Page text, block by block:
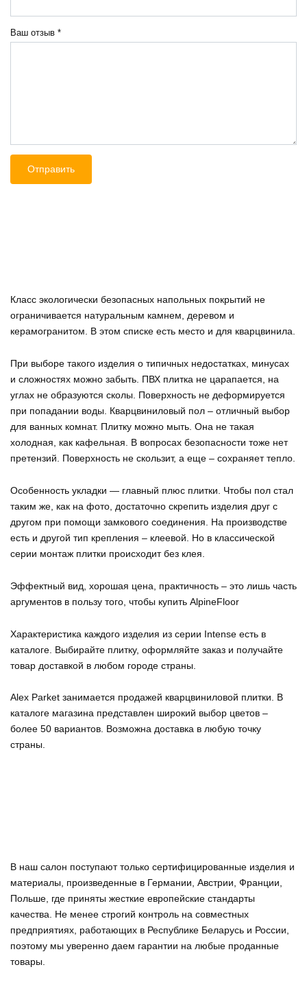
Ваш отзыв *
Класс экологически безопасных напольных покрытий не
ограничивается натуральным камнем, деревом и
керамогранитом. В этом списке есть место и для кварцвинила.
При выборе такого изделия о типичных недостатках, минусах
и сложностях можно забыть. ПВХ плитка не царапается, на
углах не образуются сколы. Поверхность не деформируется
при попадании воды. Кварцвиниловый пол – отличный выбор
для ванных комнат. Плитку можно мыть. Она не такая
холодная, как кафельная. В вопросах безопасности тоже нет
претензий. Поверхность не скользит, а еще – сохраняет тепло.
Особенность укладки — главный плюс плитки. Чтобы пол стал
таким же, как на фото, достаточно скрепить изделия друг с
другом при помощи замкового соединения. На производстве
есть и другой тип крепления – клеевой. Но в классической
серии монтаж плитки происходит без клея.
Эффектный вид, хорошая цена, практичность – это лишь часть
аргументов в пользу того, чтобы купить AlpineFloor
Характеристика каждого изделия из серии Intense есть в
каталоге. Выбирайте плитку, оформляйте заказ и получайте
товар доставкой в любом городе страны.
Alex Parket занимается продажей кварцвиниловой плитки. В
каталоге магазина представлен широкий выбор цветов –
более 50 вариантов. Возможна доставка в любую точку
страны.
В наш салон поступают только сертифицированные изделия и
материалы, произведенные в Германии, Австрии, Франции,
Польше, где приняты жесткие европейские стандарты
качества. Не менее строгий контроль на совместных
предприятиях, работающих в Республике Беларусь и России,
поэтому мы уверенно даем гарантии на любые проданные
товары